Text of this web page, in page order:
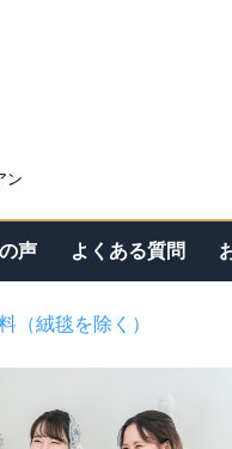
ン
声 よくある質問
（絨毯を除く）